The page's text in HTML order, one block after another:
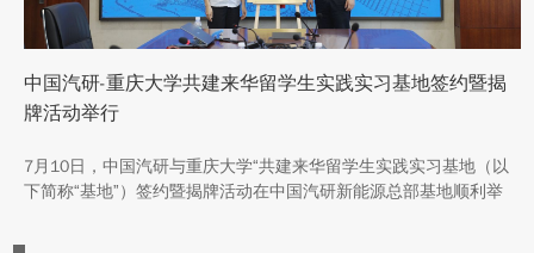
中国汽研-重庆大学共建来华留学生实践实习基地签约暨揭
牌活动举行
7月10日，中国汽研与重庆大学“共建来华留学生实践实习基地（以
下简称“基地”）签约暨揭牌活动在中国汽研新能源总部基地顺利举
与交流处处长兼留学生事务管理中心主任阳春出席活动，双方相关